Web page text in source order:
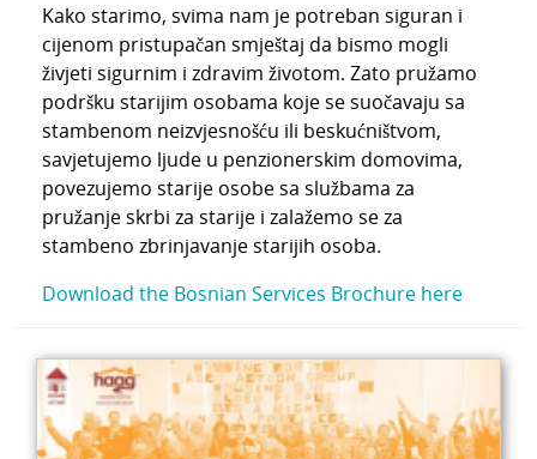
Kako starimo, svima nam je potreban siguran i
cijenom pristupačan smještaj da bismo mogli
živjeti sigurnim i zdravim životom. Zato pružamo
podršku starijim osobama koje se suočavaju sa
stambenom neizvjesnošću ili beskućništvom,
savjetujemo ljude u penzionerskim domovima,
povezujemo starije osobe sa službama za
pružanje skrbi za starije i zalažemo se za
stambeno zbrinjavanje starijih osoba.
Download the Bosnian Services Brochure here